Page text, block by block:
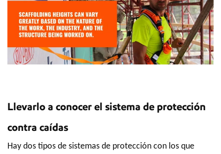
Llevarlo a conocer el sistema de protección
contra caídas
Hay dos tipos de sistemas de protección con los que